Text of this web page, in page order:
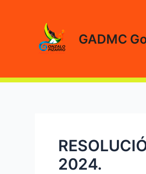
GADMC
2024.